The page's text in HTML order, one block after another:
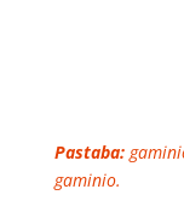
Pastaba:
gaminio.